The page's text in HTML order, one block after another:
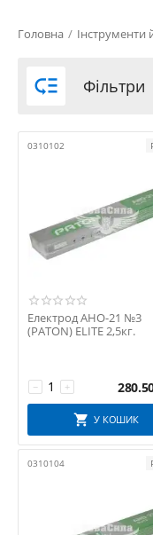
Головна / Інструменти
 Фільтри
0310102
Електрод АНО-21 №3
(PATON) ELITE 2,5кг.
+
−
У КОШИК
0310104